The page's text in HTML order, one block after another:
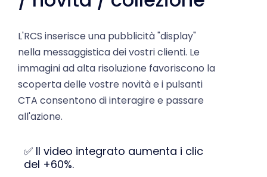
nella messaggistica dei vostri clienti. Le
immagini ad alta risoluzione favoriscono la
scoperta delle vostre novità e i pulsanti
CTA consentono di interagire e passare
all'azione.
del +60%.